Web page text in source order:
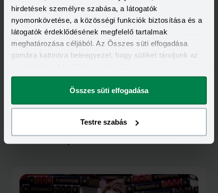
hirdetések személyre szabása, a látogatók
nyomonkövetése, a közösségi funkciók biztosítása és a
látogatók érdeklődésének megfelelő tartalmak
meghatározása céljából. Az Összes süti elfogadása
gombra kattintva beleegyezel, hogy sütiket tároljunk az
megváltoztathatod.
Összes süti elfogadása
Testre szabás
Kapcsolódó cikkek